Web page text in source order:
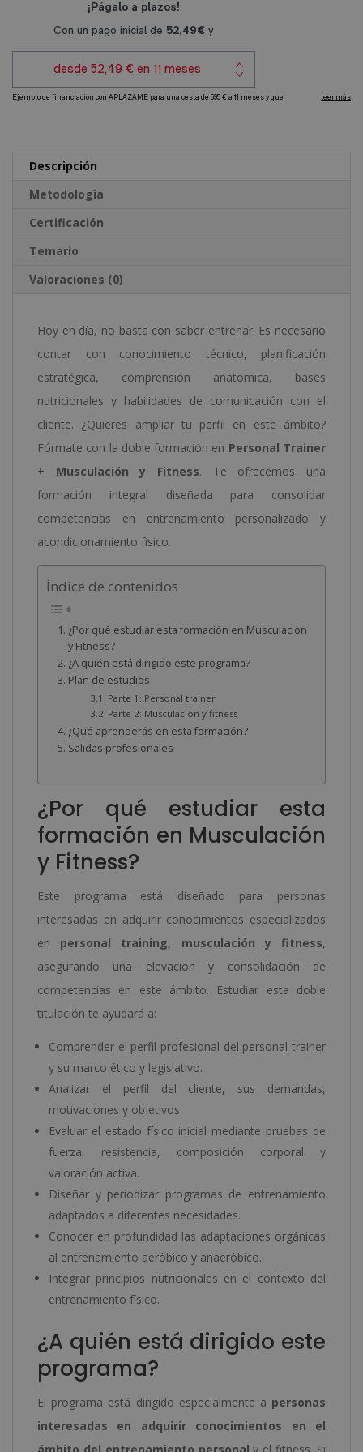
cantidad
t
Descripción
Metodología
Certificación
Temario
Valoraciones (0)
Hoy en día, no basta con saber entrenar. Es necesario
contar con conocimiento técnico, planificación
estratégica, comprensión anatómica, bases
nutricionales y habilidades de comunicación con el
cliente. ¿Quieres ampliar tu perfil en este ámbito?
Fórmate con la doble formación en Personal Trainer
+ Musculación y Fitness. Te ofrecemos una
formación integral diseñada para consolidar
competencias en entrenamiento personalizado y
acondicionamiento físico.
Índice de contenidos
¿Por qué estudiar esta formación en Musculación
y Fitness?
¿A quién está dirigido este programa?
Plan de estudios
Parte 1: Personal trainer
Parte 2: Musculación y fitness
¿Qué aprenderás en esta formación?
Salidas profesionales
¿Por qué estudiar esta
formación en Musculación
y Fitness?
Este programa está diseñado para personas
interesadas en adquirir conocimientos especializados
en personal training, musculación y fitness,
asegurando una elevación y consolidación de
competencias en este ámbito. Estudiar esta doble
titulación te ayudará a:
Comprender el perfil profesional del personal trainer
y su marco ético y legislativo.
Analizar el perfil del cliente, sus demandas,
motivaciones y objetivos.
Evaluar el estado físico inicial mediante pruebas de
fuerza, resistencia, composición corporal y
valoración activa.
Diseñar y periodizar programas de entrenamiento
adaptados a diferentes necesidades.
Conocer en profundidad las adaptaciones orgánicas
al entrenamiento aeróbico y anaeróbico.
Integrar principios nutricionales en el contexto del
entrenamiento físico.
¿A quién está dirigido este
programa?
El programa está dirigido especialmente a personas
interesadas en adquirir conocimientos en el